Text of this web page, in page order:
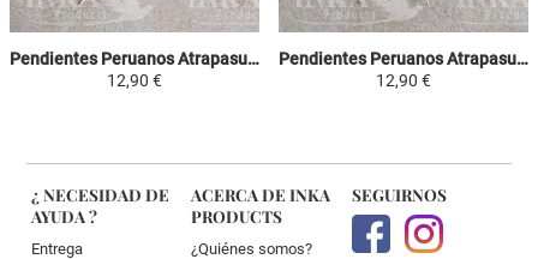
Pendientes Peruanos Atrapasueños - Celeste, Marron y Violeta
12,90 €
Pendientes Peruanos Atrapasueños - Celeste, Amarillo y Blanco
12,90 €
¿ NECESIDAD DE
AYUDA ?
Entrega
ACERCA DE INKA
PRODUCTS
¿Quiénes somos?
SEGUIRNOS